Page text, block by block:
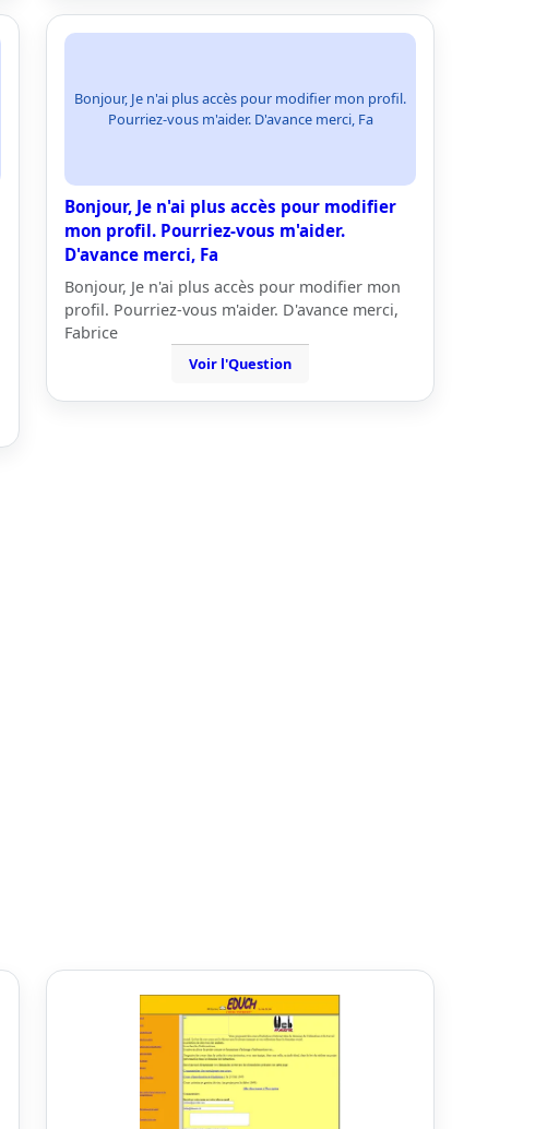
Bonjour, Je n'ai plus accès pour modifier mon profil.
Pourriez-vous m'aider. D'avance merci, Fa
Bonjour, Je n'ai plus accès pour modifier
mon profil. Pourriez-vous m'aider.
D'avance merci, Fa
Bonjour, Je n'ai plus accès pour modifier mon
profil. Pourriez-vous m'aider. D'avance merci,
Fabrice
Voir l'Question